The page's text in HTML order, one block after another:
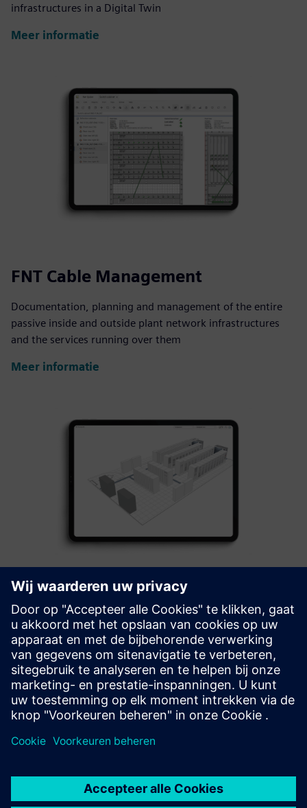
infrastructures in a Digital Twin
Meer informatie
FNT Cable Management
Documentation, planning and management of the entire
passive inside and outside plant network infrastructures
and the services running over them
Meer informatie
FNT Data Center Management
Easy data center planning, and management with a digital
twin of the infrastructure, incl. physical, logical and virtual
assets and their dependencies
Meer informatie